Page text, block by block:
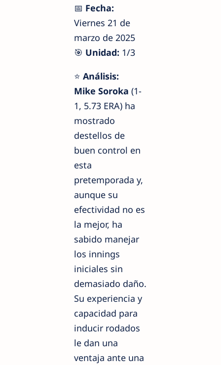
📅 Fecha:
Viernes 21 de
marzo de 2025
🎯 Unidad: 1/3
⭐ Análisis:
Mike Soroka (1-
1, 5.73 ERA) ha
mostrado
destellos de
buen control en
esta
pretemporada y,
aunque su
efectividad no es
la mejor, ha
sabido manejar
los innings
iniciales sin
demasiado daño.
Su experiencia y
capacidad para
inducir rodados
le dan una
ventaja ante una